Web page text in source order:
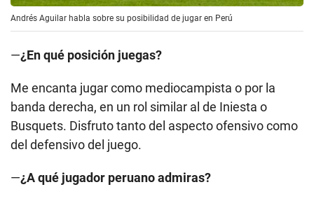
Andrés Aguilar habla sobre su posibilidad de jugar en Perú
—¿En qué posición juegas?
Me encanta jugar como mediocampista o por la
banda derecha, en un rol similar al de Iniesta o
Busquets. Disfruto tanto del aspecto ofensivo como
del defensivo del juego.
—¿A qué jugador peruano admiras?